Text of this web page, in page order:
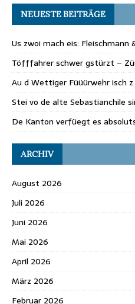
NEUESTE BEITRÄGE
Us zwoi mach eis: Fleischmann
Töfffahrer schwer gstürzt –
Au d Wettiger Füüürwehr isch
Stei vo de alte Sebastianchile
De Kanton verfüegt es
ARCHIV
August 2026
Juli 2026
Juni 2026
Mai 2026
April 2026
März 2026
Februar 2026